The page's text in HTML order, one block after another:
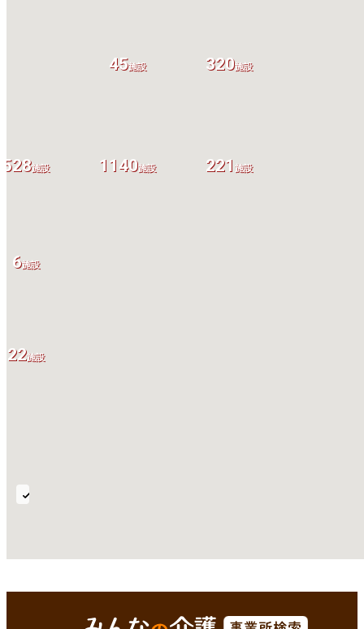
1140施設 221 施設
320施設
45施設
528施設
6施設
22施設